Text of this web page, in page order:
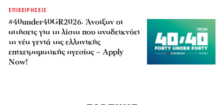
ΕΠΙΧΕΙΡΗΣΕΙΣ
#40under40GR2026: Άνοιξαν οι
αιτήσεις για τη λίστα που αναδεικνύει
τη νέα γενιά της ελληνικής
επιχειρηματικής ηγεσίας – Apply
Now!